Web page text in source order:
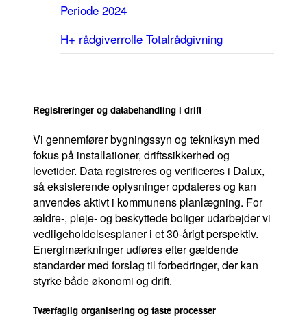
Periode 2024
H+ rådgiverrolle Totalrådgivning
Registreringer og databehandling i drift
Vi gennemfører bygningssyn og tekniksyn med
fokus på installationer, driftssikkerhed og
levetider. Data registreres og verificeres i Dalux,
så eksisterende oplysninger opdateres og kan
anvendes aktivt i kommunens planlægning. For
ældre-, pleje- og beskyttede boliger udarbejder vi
vedligeholdelsesplaner i et 30-årigt perspektiv.
Energimærkninger udføres efter gældende
standarder med forslag til forbedringer, der kan
styrke både økonomi og drift.
Tværfaglig organisering og faste processer
Bæredygtighed